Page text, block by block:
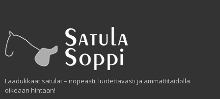
Laadukkaat satulat – nopeasti, luotettavasti ja ammattitaidolla
oikeaan hintaan!